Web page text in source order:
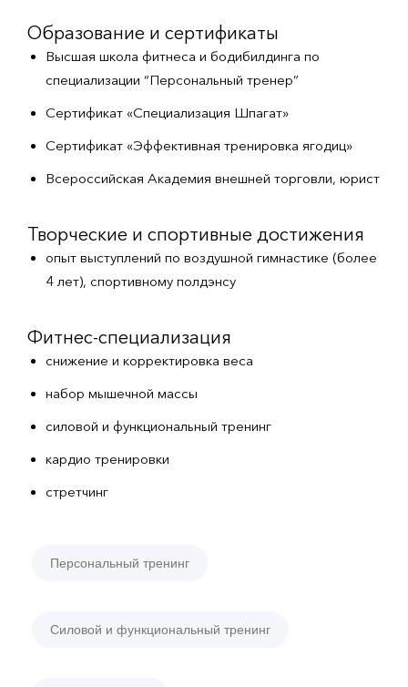
Образование и сертификаты
Высшая школа фитнеса и бодибилдинга по
специализации “Персональный тренер”
Сертификат «Специализация Шпагат»
Сертификат «Эффективная тренировка ягодиц»
Всероссийская Академия внешней торговли, юрист
Творческие и спортивные достижения
опыт выступлений по воздушной гимнастике (более
4 лет), спортивному полдэнсу
Фитнес-специализация
снижение и корректировка веса
набор мышечной массы
силовой и функциональный тренинг
кардио тренировки
стретчинг
Персональный тренинг
Силовой и функциональный тренинг